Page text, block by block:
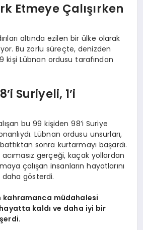
Etmeye Çalışırken
altında ezilen bir ülke olarak
Bu zorlu süreçte, denizden
kişi Lübnan ordusu tarafından
Suriyeli, 1’i
bu 99 kişiden 98’i Suriye
Lübnan ordusu unsurları,
sonra kurtarmayı başardı.
acımasız gerçeği, kaçak yollardan
çalışan insanların hayatlarını
daha gösterdi.
kahramanca müdahalesi
kaldı ve daha iyi bir